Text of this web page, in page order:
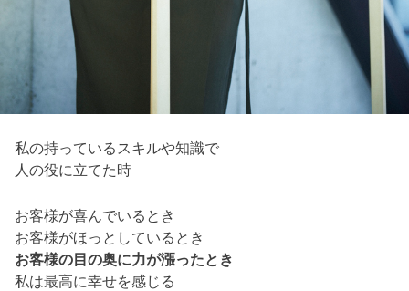
私の持っているスキルや知識で
人の役に立てた時
お客様が喜んでいるとき
お客様がほっとしているとき
お客様の目の奥に力が漲ったとき
私は最高に幸せを感じる